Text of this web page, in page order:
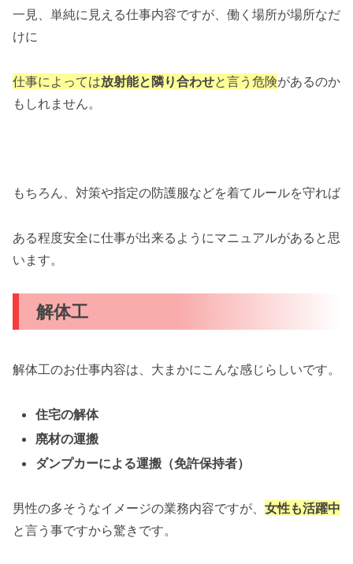
一見、単純に見える仕事内容ですが、働く場所が場所なだ
けに
仕事によっては放射能と隣り合わせと言う危険があるのか
もしれません。
もちろん、対策や指定の防護服などを着てルールを守れば
ある程度安全に仕事が出来るようにマニュアルがあると思
います。
解体工
解体工のお仕事内容は、大まかにこんな感じらしいです。
住宅の解体
廃材の運搬
ダンプカーによる運搬（免許保持者）
男性の多そうなイメージの業務内容ですが、 女性も活躍中
と言う事ですから驚きです。